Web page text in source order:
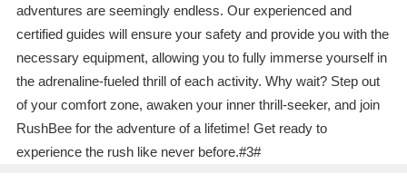
adventures are seemingly endless. Our experienced and
certified guides will ensure your safety and provide you with the
necessary equipment, allowing you to fully immerse yourself in
the adrenaline-fueled thrill of each activity. Why wait? Step out
of your comfort zone, awaken your inner thrill-seeker, and join
RushBee for the adventure of a lifetime! Get ready to
experience the rush like never before.#3#